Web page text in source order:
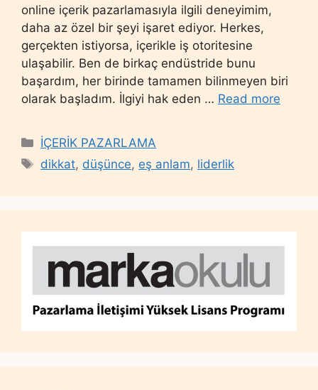
online içerik pazarlamasıyla ilgili deneyimim,
daha az özel bir şeyi işaret ediyor. Herkes,
gerçekten istiyorsa, içerikle iş otoritesine
ulaşabilir. Ben de birkaç endüstride bunu
başardım, her birinde tamamen bilinmeyen biri
olarak başladım. İlgiyi hak eden … Read more
Categories
İÇERİK PAZARLAMA
Tags
dikkat, düşünce, eş anlam, liderlik